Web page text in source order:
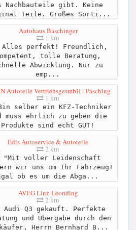
Nachbauteile gibt. Keine
Teile. Großes Sorti...
Autohaus Baschinger
1 km
perfekt! Freundlich,
tolle Beratung,
Abwicklung. Nur zu
emp...
Autoteile VertriebsgesmbH - Pasching
1 km
selber ein KFZ-Techniker
muss ehrlich zu geben die
Produkte sind echt GUT!
Edis Autoservice & Autoteile
2 km
voller Leidenschaft
wir uns um Ihr Fahrzeug!
ob es um die Abga...
AVEG Linz-Leonding
2 km
Audi Q3 gekauft. Perfekte
und Übergabe durch den
Herrn Bernhard B...